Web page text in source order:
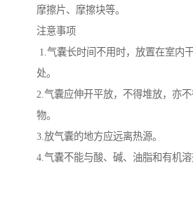
摩擦片、摩擦块等。
注意事项
1.气囊长时间不用时，放置在室内
处。
2.气囊应伸开平放，不得堆放，亦
物。
3.放气囊的地方应远离热源。
4.气囊不能与酸、碱、油脂和有机溶